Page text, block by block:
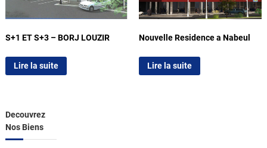
S+1 ET S+3 – BORJ LOUZIR
Lire la suite
Nouvelle Residence a Nabeul
Lire la suite
Decouvrez
Nos Biens